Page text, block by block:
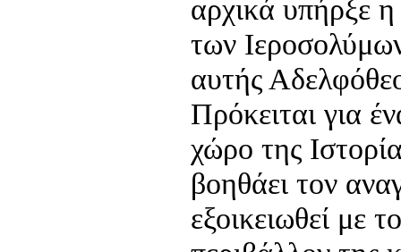
αρχικά υπήρξε
των
αυτής
Πρόκειται για
χώρο της
βοηθάει τον
εξοικειωθεί με